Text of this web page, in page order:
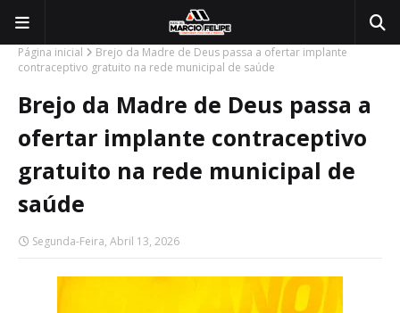
Página inicial
Brejo da Madre de Deus passa a ofertar implante
contraceptivo gratuito na rede municipal de saúde
Brejo da Madre de Deus passa a
ofertar implante contraceptivo
gratuito na rede municipal de
saúde
Segunda-Feira, Abril 13, 2026